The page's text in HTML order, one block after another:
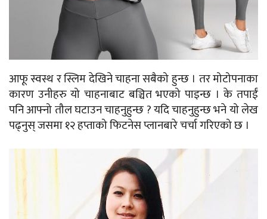
आफू स्वस्थ र स्लिम देखिने चाहना सबैको हुन्छ । तर मोटोपनाका
कारण उनीहरु यो चाहनाबाट बञ्चित भएको पाइन्छ । के तपाईं
पनि आफ्नो तौल घटाउन चाहनुहुन्छ ? यदि चाहनुहुन्छ भने यो लेख
पढ्नुस् जसमा १२ हप्ताको फिटनेस प्लानबारे चर्चा गरिएको छ ।